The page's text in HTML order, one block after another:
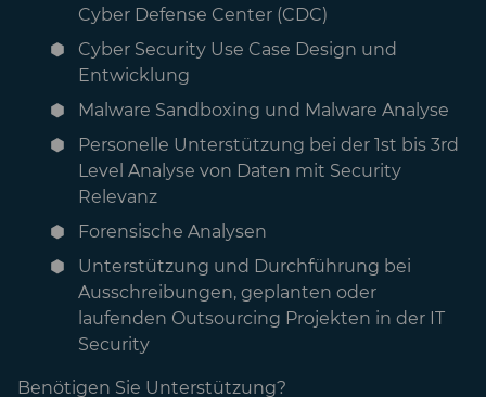
Cyber Defense Center (CDC)
Cyber Security Use Case Design und
Entwicklung
Malware Sandboxing und Malware Analyse
Personelle Unterstützung bei der 1st bis 3rd
Level Analyse von Daten mit Security
Relevanz
Forensische Analysen
Unterstützung und Durchführung bei
Ausschreibungen, geplanten oder
laufenden Outsourcing Projekten in der IT
Security
Benötigen Sie Unterstützung?